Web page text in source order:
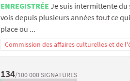
ENREGISTRÉE Je suis intermittente du
vois depuis plusieurs années tout ce
place ou ...
Commission des affaires culturelles et de
134/100 000 SIGNATURES